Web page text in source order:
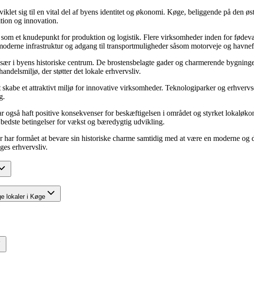
sig til en vital del af byens identitet og økonomi. Køge, beliggende på den
og innovation.
et knudepunkt for produktion og logistik. Flere virksomheder inden for
infrastruktur og adgang til transportmuligheder såsom motorveje og
i byens historiske centrum. De brostensbelagte gader og charmerende
der støtter det lokale erhvervsliv.
et attraktivt miljø for innovative virksomheder. Teknologiparker og
haft positive konsekvenser for beskæftigelsen i området og styrket
betingelser for vækst og bæredygtig udvikling.
har formået at bevare sin historiske charme samtidig med at være en moderne
erhvervsliv.
lokaler i Køge